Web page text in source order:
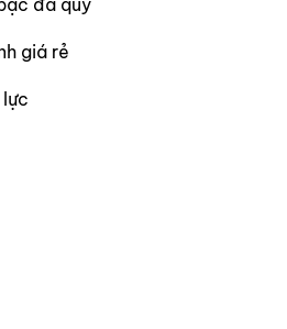
giá rẻ